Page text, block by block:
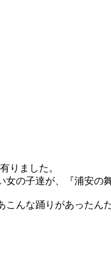
りました。
の子達が、『浦安の
んな踊りがあった